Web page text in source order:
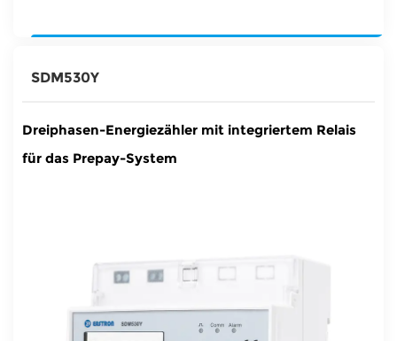
SDM530Y
Dreiphasen-Energiezähler mit integriertem Relais
für das Prepay-System